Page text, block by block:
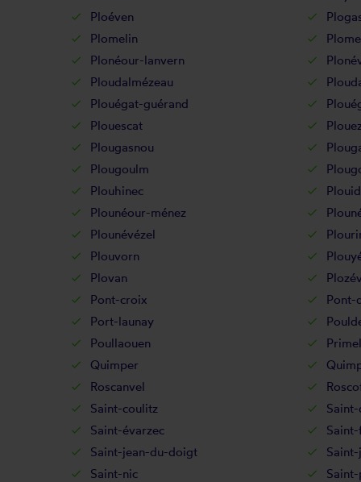
Ploéven
Plomelin
Plonéour-lanvern
Ploudalmézeau
Plouégat-guérand
Plouescat
Plougasnou
Plougoulm
Plouhinec
Plounéour-ménez
Plounévézel
Plouvorn
Plovan
Pont-croix
Pont-
Port-launay
Poullaouen
Quimper
Roscanvel
Saint-coulitz
Saint-évarzec
Saint-jean-du-doigt
Saint-nic